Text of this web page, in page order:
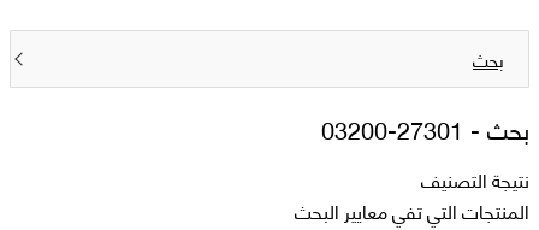
بحث
بحث - 27301-03200
نتيجة التصنيف
المنتجات التي تفي معايير البحث